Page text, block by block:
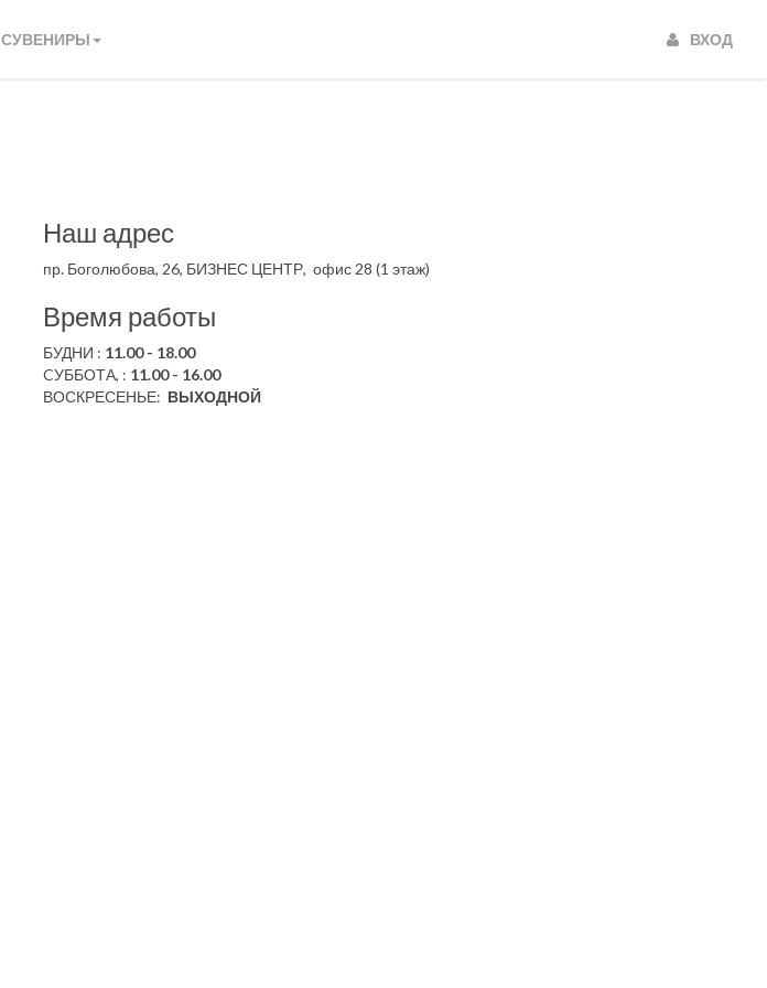
СУВЕНИРЫ ВХОД
Наш адрес
пр. Боголюбова, 26, БИЗНЕС ЦЕНТР, офис 28 (1 этаж)
Время работы
БУДНИ : 11.00 - 18.00
CУББОТА, : 11.00 - 16.00
ВОСКРЕСЕНЬЕ: ВЫХОДНОЙ